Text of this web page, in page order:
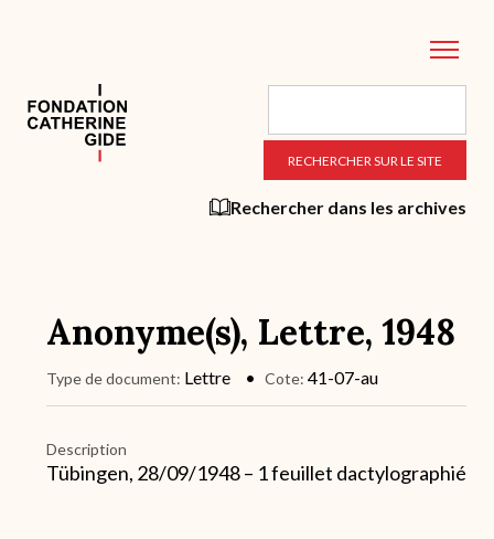
principal
Rechercher dans les archives
Anonyme(s), Lettre, 1948
Type de document Lettre Cote 41-07-au
Description
Tübingen, 28/09/1948 – 1 feuillet dactylographié